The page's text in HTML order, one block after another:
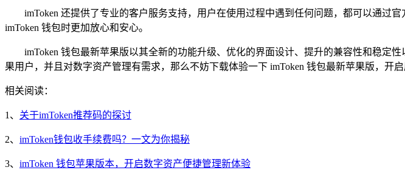
imToken 还提供了专业的客户服务支持，用户在使用过程中遇到任何问题，都可以通过
imToken 钱包时更加放心和安心。
imToken 钱包最新苹果版以其全新的功能升级、优化的界面设计、提升的兼容性和稳定
果用户，并且对数字资产管理有需求，那么不妨下载体验一下 imToken 钱包最新苹果版，开
相关阅读：
1、 关于imToken推荐码的探讨
2、 imToken钱包收手续费吗？一文为你揭秘
3、 imToken 钱包苹果版本，开启数字资产便捷管理新体验